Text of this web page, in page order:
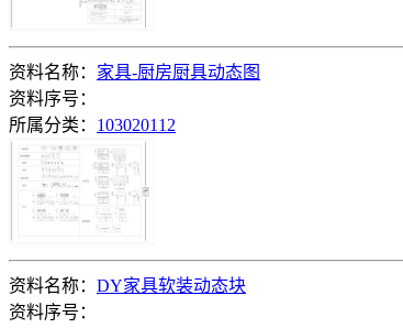
资料名称： 家具-厨房厨具动态图
资料序号：
所属分类： 103020112
资料名称： DY家具软装动态块
资料序号：